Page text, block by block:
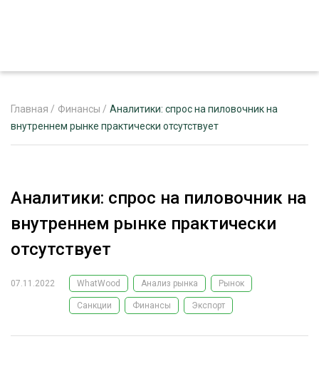
РЕКЛАМОДАТЕЛЯМ
ЛЕСНОЕ ХОЗЯЙСТВО
ЛЕСОЗАГОТОВКА
ОБРАБОТКА ДРЕВЕСИНЫ
ЭКСПЕРТНОЕ МНЕНИЕ
Главная / Финансы / Аналитики: спрос на пиловочник на
внутреннем рынке практически отсутствует
Аналитики: спрос на пиловочник на
внутреннем рынке практически
отсутствует
07.11.2022 WhatWood Анализ рынка Рынок
Санкции Финансы Экспорт